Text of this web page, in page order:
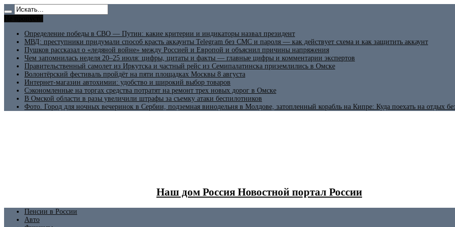
Определение победы в СВО — Путин: какие критерии и индикаторы назвал президент
МВД: преступники придумали способ красть аккаунты Telegram без СМС и пароля — как действует схема и как защитить аккаунт
Пушков рассказал о «ледяной войне» между Россией и Европой и объяснил причины напряжения
Чем запомнилась неделя 20–25 июля: цифры, цитаты и факты — главные цифры и комментарии экспертов
Правительственный самолет из Иркутска и частный рейс из Семипалатинска приземлились в Омске
Волонтёрский фестиваль пройдёт на пяти площадках Москвы 8 августа
Интернет-магазин автохимии: удобство и широкий выбор товаров
Сэкономленные на торгах средства потратят на ремонт трех новых дорог в Омске
В Омской области в разы увеличили штрафы за съемку атаки беспилотников
Фото. Город для ночных вечеринок в Сербии, подземная винодельня в Молдове, затопленный корабль на Кипре: Куда поехать на отдых
Наш дом Россия Новостной портал России
Пенсии в России
Авто